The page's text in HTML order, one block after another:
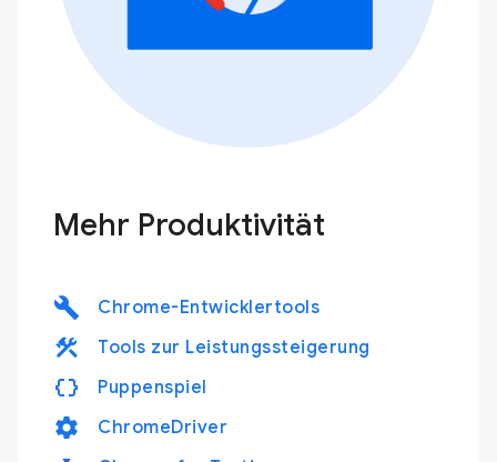
Mehr Produktivität
build Chrome-Entwicklertools
construction Tools zur Leistungssteigerung
data_object Puppenspiel
settings ChromeDriver